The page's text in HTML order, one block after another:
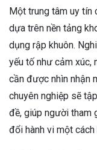
Một trung tâm uy tín
dựa trên nền tảng
dụng rập khuôn.
yếu tố như cảm xúc,
cần được nhìn nhận
chuyên nghiệp sẽ
đề, giúp người tham
đổi hành vi một cách